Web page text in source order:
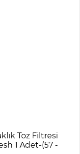
Toz Filtresi
1 Adet-(57 -